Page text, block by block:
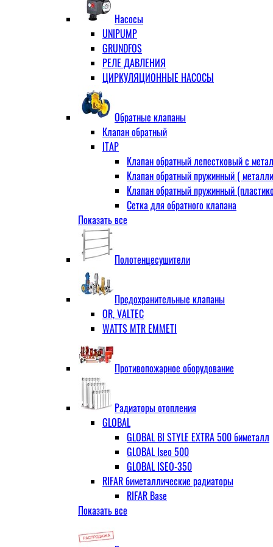
Ниппель прямой
Ниппель-переходник
Переходник ВН
Переходник НВ (футорка)
Сгон
Угловой
Тройник
Тройник переходной
Тройник равный
Угольник
ВВ
ВН
Удлинитель потока для радиатора
Насосы
UNIPUMP
GRUNDFOS
РЕЛЕ ДАВЛЕНИЯ
ЦИРКУЛЯЦИОННЫЕ НАСОСЫ
Обратные клапаны
Клапан обратный
ITAP
Клапан обратный лепестковый с
Клапан обратный пружинный (
Клапан обратный пружинный
Сетка для обратного клапана
VALTEC
АДЛ
RD30 Корпус/диск - чугун РN16 (Тмакс
ЧАЗ (двухдисковые)
Показать все
Полотенцесушители
Предохранительные клапаны
OR, VALTEC
WATTS MTR EMMETI
Противопожарное оборудование
Радиаторы отопления
GLOBAL
GLOBAL BI STYLE EXTRA 500 биметалл
GLOBAL Iseo 500
GLOBAL ISEO-350
RIFAR биметаллические радиаторы
RIFAR Base
Показать все